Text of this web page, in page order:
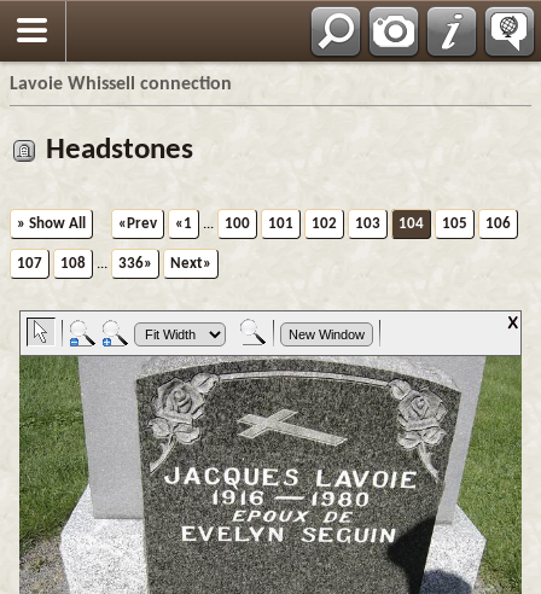
Lavoie Whissell connection
Headstones
» Show All «Prev «1 ... 100 101 102 103 104 105 106
107 108 ... 336» Next»